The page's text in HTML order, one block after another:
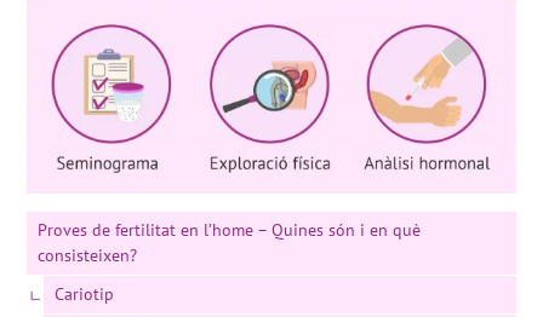
Proves de fertilitat en l’home – Quines són i en què
consisteixen?
Cariotip